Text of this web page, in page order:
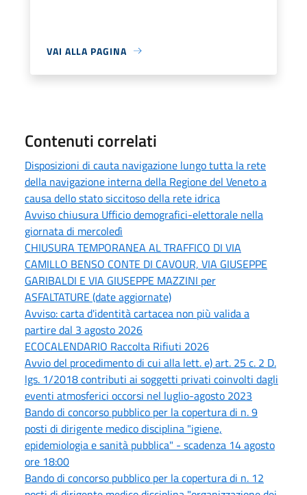
VAI ALLA PAGINA
Contenuti correlati
Disposizioni di cauta navigazione lungo tutta la rete
della navigazione interna della Regione del Veneto a
causa dello stato siccitoso della rete idrica
Avviso chiusura Ufficio demografici-elettorale nella
giornata di mercoledì
CHIUSURA TEMPORANEA AL TRAFFICO DI VIA
CAMILLO BENSO CONTE DI CAVOUR, VIA GIUSEPPE
GARIBALDI E VIA GIUSEPPE MAZZINI per
ASFALTATURE (date aggiornate)
Avviso: carta d'identità cartacea non più valida a
partire dal 3 agosto 2026
ECOCALENDARIO Raccolta Rifiuti 2026
Avvio del procedimento di cui alla lett. e) art. 25 c. 2 D.
lgs. 1/2018 contributi ai soggetti privati coinvolti dagli
eventi atmosferici occorsi nel luglio-agosto 2023
Bando di concorso pubblico per la copertura di n. 9
posti di dirigente medico disciplina "igiene,
epidemiologia e sanità pubblica" - scadenza 14 agosto
ore 18:00
Bando di concorso pubblico per la copertura di n. 12